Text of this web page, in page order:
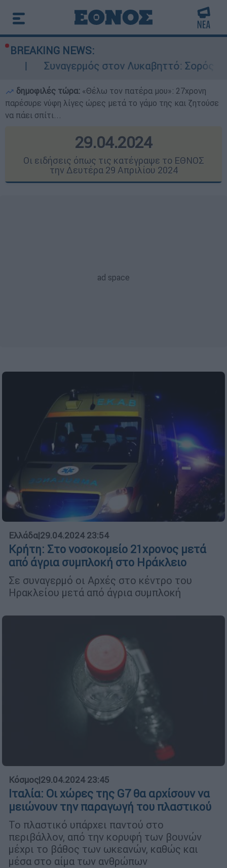
BREAKING NEWS:
στον Λυκαβηττό: Σορός σε
δημοφιλές τώρα: «Θέλω τον πατέρα μου»: 27χρονη
παρέσυρε νύφη λίγες ώρες μετά το γάμο της και ζητούσε
να πάει σπίτι...
29.04.2024
Οι ειδήσεις όπως τις κατέγραψε το ΕΘΝΟΣ
την Δευτέρα 29 Απριλίου 2024
Ελλάδα|29.04.2024 23:54
Κρήτη: Στο νοσοκομείο 21χρονος μετά
από άγρια συμπλοκή στο Ηράκλειο
Σε συναγερμό οι Αρχές στο κέντρο του
Ηρακλείου μετά από άγρια συμπλοκή
Κόσμος|29.04.2024 23:45
Ιταλία: Οι χώρες της G7 θα αρχίσουν να
μειώνουν την παραγωγή του πλαστικού
Το πλαστικό υπάρχει παντού στο
περιβάλλον, από την κορυφή των βουνών
μέχρι το βάθος των ωκεανών, καθώς και
μέσα στο αίμα των ανθρώπων